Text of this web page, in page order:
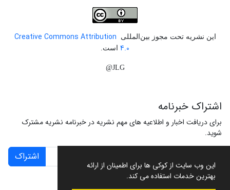
این وب سایت از کوکی ها برای اطمینان از ارائه
بهترین خدمات استفاده می کند.
این نشریه تحت مجوز بین‌المللی
Creative Commons Attribution
4.0 است.
JLG@
اشتراک خبرنامه
برای دریافت اخبار و اطلاعیه های مهم نشریه در خبرنامه نشریه مشترک
شوید.
اشتراک